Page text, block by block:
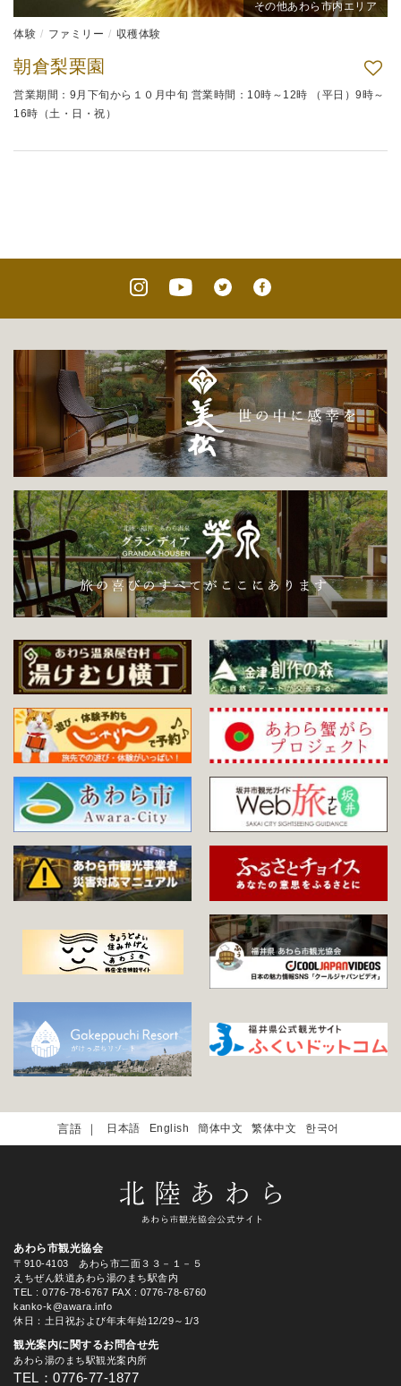
その他あわら市内エリア
体験 ファミリー 収穫体験
朝倉梨栗園
営業期間：9月下旬から１０月中旬 営業時間：10時～12時 （平日）9時～
16時（土・日・祝）
日本語 English 簡体中文 繁体中文 한국어
あわら市観光協会
〒910-4103 あわら市二面３３－１－５
えちぜん鉄道あわら湯のまち駅舎内
TEL
: 0776-78-6767 FAX : 0776-78-6760
kanko-k@awara.info
休日：土日祝および年末年始12/29～1/3
観光案内に関するお問合せ先
あわら湯のまち駅観光案内所
TEL：0776-77-1877